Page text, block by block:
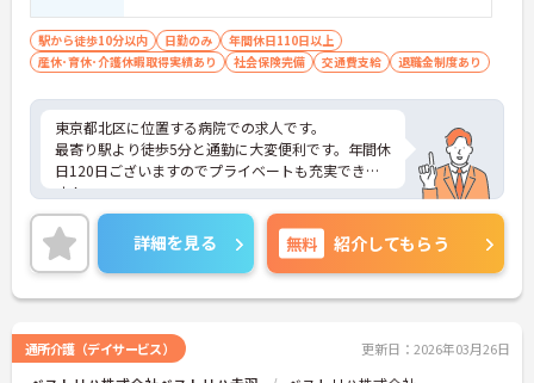
駅から徒歩10分以内 日勤のみ
年間休日110日以上
産休･育休･介護休暇取得実績あり
社会保険完備 交通費支給 退職金制度あり
東京都北区に位置する病院での求人です。
最寄り駅より徒歩5分と通勤に大変便利です。年間休
日120日ございますのでプライベートも充実できま
す！
ご興味のある方はお気軽にお問い合わせ下さい。
詳細を見る 無料 紹介してもらう
通所介護（デイサービス） 更新日：2026年03月26日